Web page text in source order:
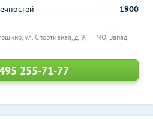
ул. Спортивная, д. 9, МО, Запад
1900
255-71-77